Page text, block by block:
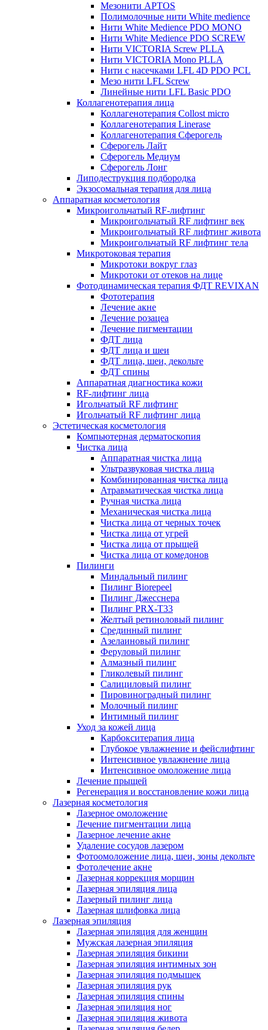
Мезонити APTOS
Полимолочные нити White medience
Нити White Medience PDO MONO
Нити White Medience PDO SCREW
Нити VICTORIA Screw PLLA
Нити VICTORIA Mono PLLA
Нити с насечками LFL 4D PDO PCL
Мезо нити LFL Screw
Линейные нити LFL Basic PDO
Коллагенотерапия лица
Коллагенотерапия Collost micro
Коллагенотерапия Linerase
Коллагенотерапия Сферогель
Сферогель Лайт
Сферогель Медиум
Сферогель Лонг
Липодеструкция подбородка
Экзосомальная терапия для лица
Аппаратная косметология
Микроигольчатый RF-лифтинг
Микроигольчатый RF лифтинг век
Микроигольчатый RF лифтинг живота
Микроигольчатый RF лифтинг тела
Микротоковая терапия
Микротоки вокруг глаз
Микротоки от отеков на лице
Фотодинамическая терапия ФДТ REVIXAN
Фототерапия
Лечение акне
Лечение розацеа
Лечение пигментации
ФДТ лица
ФДТ лица и шеи
ФДТ лица, шеи, декольте
ФДТ спины
Аппаратная диагностика кожи
RF-лифтинг лица
Игольчатый RF лифтинг
Игольчатый RF лифтинг лица
Эстетическая косметология
Компьютерная дерматоскопия
Чистка лица
Аппаратная чистка лица
Ультразвуковая чистка лица
Комбинированная чистка лица
Атравматическая чистка лица
Ручная чистка лица
Механическая чистка лица
Чистка лица от черных точек
Чистка лица от угрей
Чистка лица от прыщей
Чистка лица от комедонов
Пилинги
Миндальный пилинг
Пилинг Biorepeel
Пилинг Джесснера
Пилинг PRX-T33
Желтый ретиноловый пилинг
Срединный пилинг
Азелаиновый пилинг
Феруловый пилинг
Алмазный пилинг
Гликолевый пилинг
Салициловый пилинг
Пировиноградный пилинг
Молочный пилинг
Интимный пилинг
Уход за кожей лица
Карбокситерапия лица
Глубокое увлажнение и фейслифтинг
Интенсивное увлажнение лица
Интенсивное омоложение лица
Лечение прыщей
Регенерация и восстановление кожи лица
Лазерная косметология
Лазерное омоложение
Лечение пигментации лица
Лазерное лечение акне
Удаление сосудов лазером
Фотоомоложение лица, шеи, зоны декольте
Фотолечение акне
Лазерная коррекция морщин
Лазерная эпиляция лица
Лазерный пилинг лица
Лазерная шлифовка лица
Лазерная эпиляция
Лазерная эпиляция для женщин
Мужская лазерная эпиляция
Лазерная эпиляция бикини
Лазерная эпиляция интимных зон
Лазерная эпиляция подмышек
Лазерная эпиляция рук
Лазерная эпиляция спины
Лазерная эпиляция ног
Лазерная эпиляция живота